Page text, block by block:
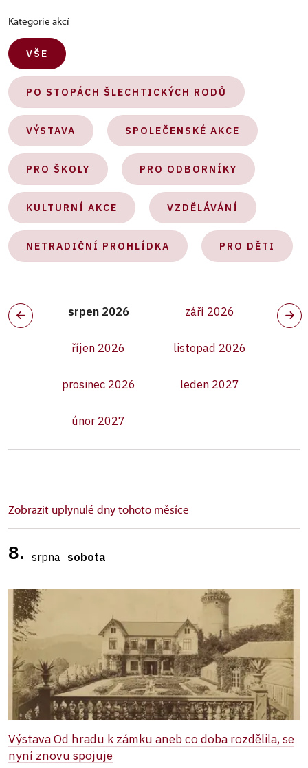
Kategorie akcí
VŠE
PO STOPÁCH ŠLECHTICKÝCH RODŮ
VÝSTAVA SPOLEČENSKÉ AKCE
PRO ŠKOLY PRO ODBORNÍKY
KULTURNÍ AKCE VZDĚLÁVÁNÍ
NETRADIČNÍ PROHLÍDKA PRO DĚTI
srpen 2026 září 2026
říjen 2026 listopad 2026
prosinec 2026 leden 2027
únor 2027
Zobrazit uplynulé dny tohoto měsíce
8. srpna sobota
Výstava Od hradu k zámku aneb co doba rozdělila, se
nyní znovu spojuje